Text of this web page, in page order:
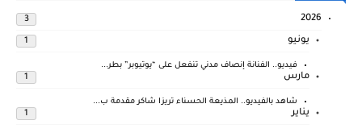
2026
3
يونيو 1
فيديو.. الفنانة إنصاف مدني تنفعل على “يوتيوبر” بطر...
مارس 1
شاهد بالفيديو.. المذيعة الحسناء تريزا شاكر مقدمة ب...
يناير 1